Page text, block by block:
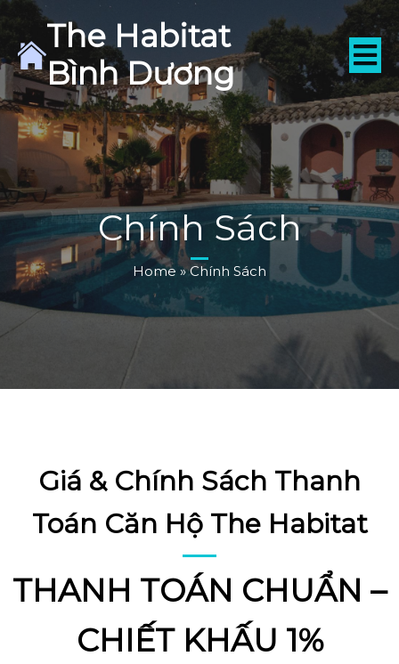
The Habitat
Bình Dương
Chính Sách
Home »Chính Sách
Giá & Chính Sách Thanh
Toán Căn Hộ The Habitat
THANH TOÁN CHUẨN –
CHIẾT KHẤU 1%